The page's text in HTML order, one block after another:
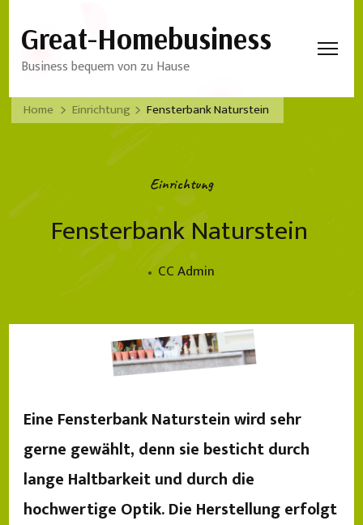
Great-Homebusiness
Business bequem von zu Hause
Home Einrichtung Fensterbank Naturstein
Einrichtung
Fensterbank Naturstein
CC Admin
Eine Fensterbank Naturstein wird sehr
gerne gewählt, denn sie besticht durch
lange Haltbarkeit und durch die
hochwertige Optik. Die Herstellung erfolgt